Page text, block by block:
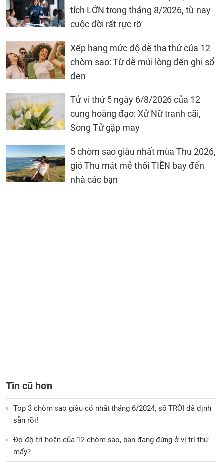
tích LỚN trong tháng 8/2026, từ nay
cuộc đời rất rực rỡ
Xếp hạng mức độ dễ tha thứ của 12
chòm sao: Từ dễ mủi lòng đến ghi sổ
đen
Tử vi thứ 5 ngày 6/8/2026 của 12
cung hoàng đạo: Xử Nữ tranh cãi,
Song Tử gặp may
5 chòm sao giàu nhất mùa Thu 2026,
gió Thu mát mẻ thổi TIỀN bay đến
nhà các bạn
Tin cũ hơn
Top 3 chòm sao giàu có nhất tháng 6/2024, số TRỜI đã định
sẵn rồi!
Đọ độ trì hoãn của 12 chòm sao, bạn đang đứng ở vị trí thứ
mấy?